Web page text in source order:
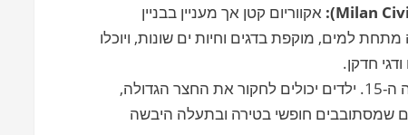
אקווריום קטן אך מעניין בבניין
למים, מוקפת בדגים וחיות ים שונות, ויוכלו
חדקן.
מבצר מהמאה ה-15. ילדים יכולים לחקור את החצר הגדולה,
שמסתובבים חופשי בטירה ובתעלה היבשה